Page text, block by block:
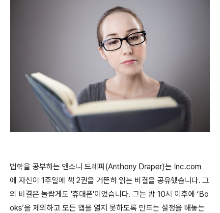
법학을 공부하는 앤소니 드레퍼(Anthony Draper)는 Inc.com
에 자신이 1주일에 책 2권을 거뜬히 읽는 비결을 공유했습니다. 그
의 비결은 놀랍게도 '휴대폰'이었습니다. 그는 밤 10시 이후에 ‘Bo
oks’을 제외하고 모든 앱을 열지 못하도록 만드는 설정을 해놓는